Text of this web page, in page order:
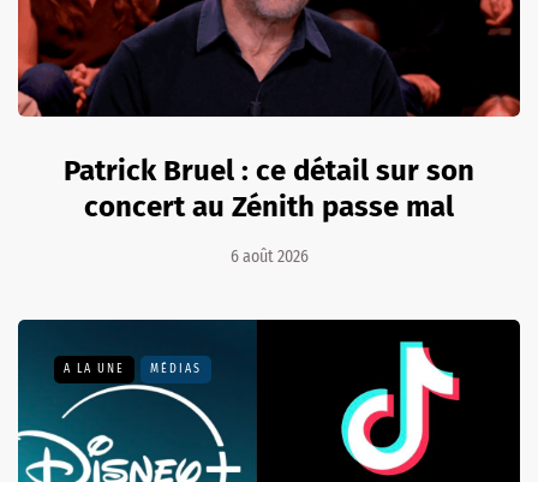
Patrick Bruel : ce détail sur son
concert au Zénith passe mal
6 août 2026
A LA UNE MÉDIAS